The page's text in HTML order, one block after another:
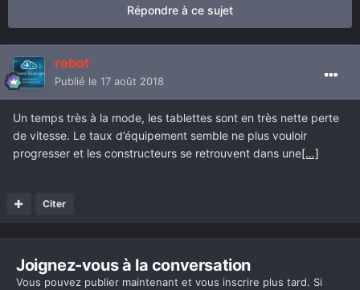
Répondre à ce sujet
robot
Publié le 17 août 2018
Un temps très à la mode, les tablettes sont en très nette perte
de vitesse. Le taux d’équipement semble ne plus vouloir
progresser et les constructeurs se retrouvent dans une[…]
Citer
Joignez-vous à la conversation
Vous pouvez publier maintenant et vous inscrire plus tard. Si